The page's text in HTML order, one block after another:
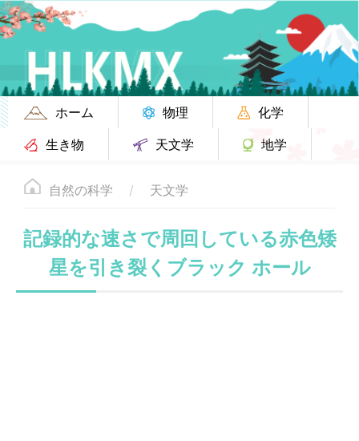
ホーム 物理
化学
生き物
天文学 地学
自然の科学 天文学
記録的な速さで周回している赤色矮
星を引き裂くブラック ホール